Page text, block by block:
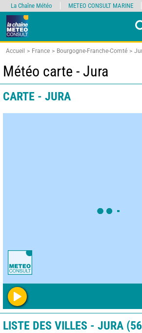
Accueil France Bourgogne-Franche-Comté
Météo carte - Jura
CARTE - JURA
LISTE DES VILLES - JURA
La Chaîne Météo METEO CONSULT MARINE